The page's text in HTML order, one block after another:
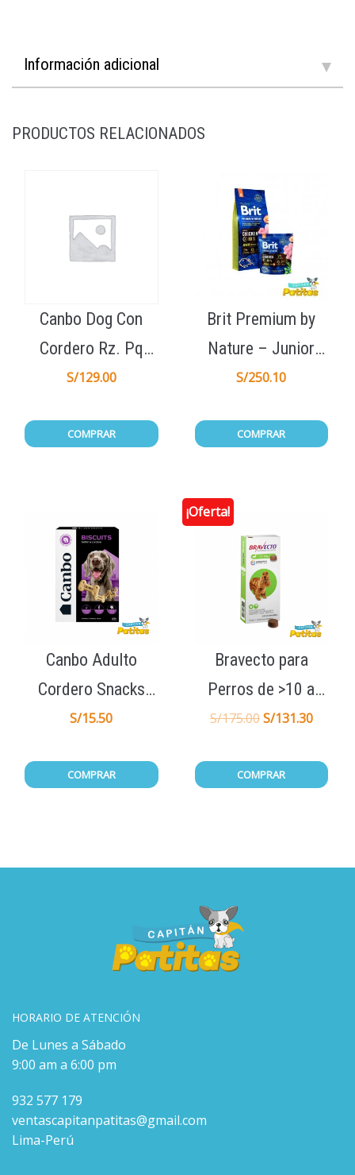
Información adicional
PRODUCTOS RELACIONADOS
Canbo Dog Con
Cordero Rz. Pq
Cach 7kg
S/129.00
COMPRAR
Brit Premium by
Nature – Junior
Medium 15Kg
S/250.10
COMPRAR
Canbo Adulto
Cordero Snacks
Galletas de Premio
S/15.50
COMPRAR
¡Oferta!
Bravecto para
Perros de >10 a
20KG 1Tab
S/175.00S/131.30
COMPRAR
HORARIO DE ATENCIÓN
De Lunes a Sábado
9:00 am a 6:00 pm
932 577 179
ventascapitanpatitas@gmail.com
Lima-Perú